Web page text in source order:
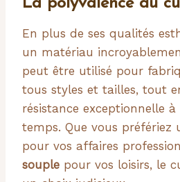
La polyvalence du
En plus de ses qualités
un matériau
peut être utilisé pour
tous styles et tailles, tout
résistance exceptionnelle à
temps. Que vous préfériez
pour vos affaires
souple pour vos loisirs, le